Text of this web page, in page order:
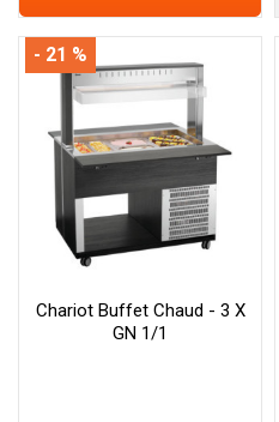
Chariot Buffet Chaud - 3 X
GN 1/1
- 21 %